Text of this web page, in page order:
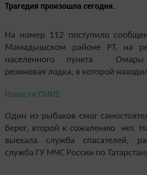
Трагедия произошла сегодня.
На номер 112 поступило
Мамадышском районе РТ, на
населенного пункта Омары
резиновая лодка, в которой
Новости СМИ2
Один из рыбаков смог
берег, второй к сожалению нет.
выехала служба спасателей,
служба ГУ МЧС России по